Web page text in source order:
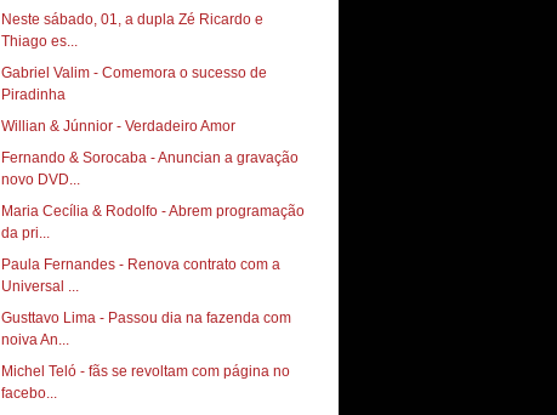
Neste sábado, 01, a dupla Zé Ricardo e
Thiago es...
Gabriel Valim - Comemora o sucesso de
Piradinha‏
Willian & Júnnior - Verdadeiro Amor
Fernando & Sorocaba - Anuncian a gravação
novo DVD...
Maria Cecília & Rodolfo - Abrem programação
da pri...
Paula Fernandes - Renova contrato com a
Universal ...
Gusttavo Lima - Passou dia na fazenda com
noiva An...
Michel Teló - fãs se revoltam com página no
facebo...